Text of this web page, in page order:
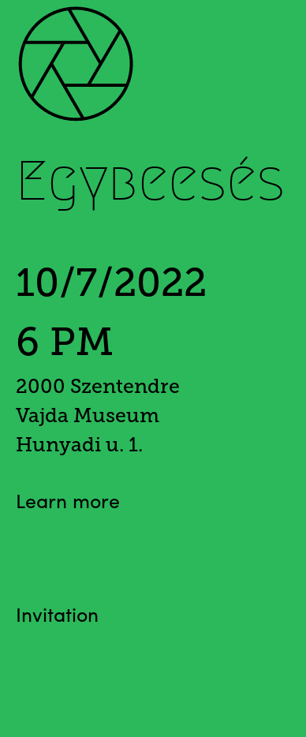
Egybeesés
10/7/2022
6 PM
2000 Szentendre
Vajda Museum
Hunyadi u. 1.
Learn more
Invitation